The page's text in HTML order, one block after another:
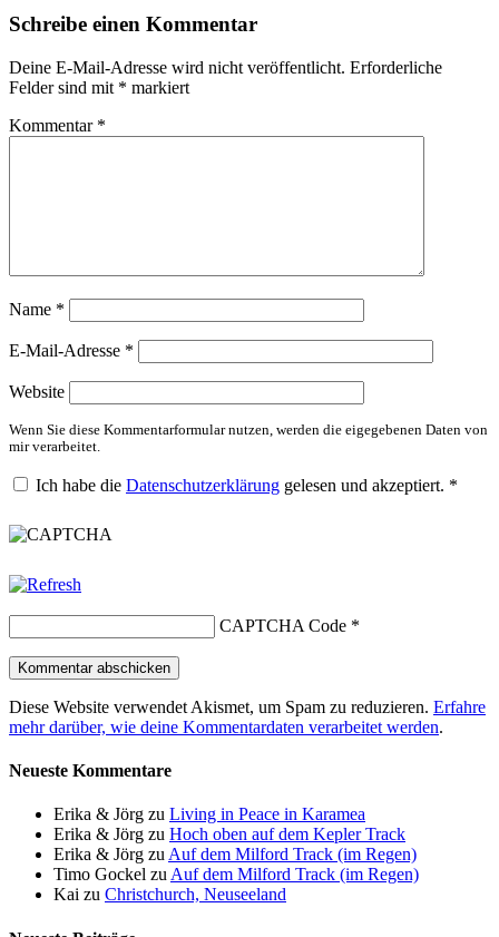
Schreibe einen Kommentar
Deine E-Mail-Adresse wird nicht veröffentlicht. Erforderliche
Felder sind mit * markiert
Kommentar *
Name *
E-Mail-Adresse *
Website
Wenn Sie diese Kommentarformular nutzen, werden die eigegebenen Daten von
mir verarbeitet.
Ich habe die Datenschutzerklärung gelesen und akzeptiert. *
CAPTCHA Code *
Diese Website verwendet Akismet, um Spam zu reduzieren. Erfahre
mehr darüber, wie deine Kommentardaten verarbeitet werden.
Neueste Kommentare
Erika & Jörg zu Living in Peace in Karamea
Erika & Jörg zu Hoch oben auf dem Kepler Track
Erika & Jörg zu Auf dem Milford Track (im Regen)
Timo Gockel zu Auf dem Milford Track (im Regen)
Kai zu Christchurch, Neuseeland